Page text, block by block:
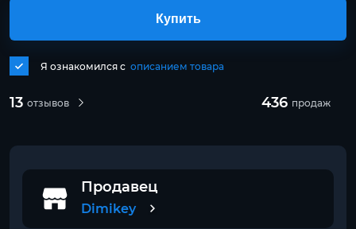
13 отзывов 436 продаж
Я ознакомился с описанием товара
Купить
Продавец
Dimikey